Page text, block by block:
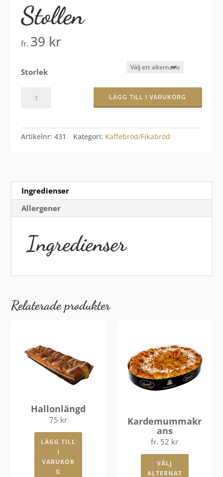
Stollen
fr. 39 kr
Storlek
mängd
LÄGG TILL I VARUKORG
Artikelnr:431 Kategori: Kaffebröd/Fikabröd
Ingredienser
Allergener
Ingredienser
Relaterade produkter
Hallonlängd
75 kr
LÄGG TILL
I
VARUKOR
G
Kardemummakr
ans
fr. 52 kr
VÄLJ
ALTERNAT
Den